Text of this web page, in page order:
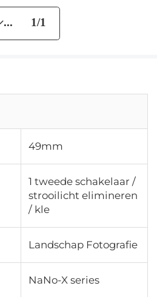
... 1/1
49mm
1 tweede schakelaar /
strooilicht elimineren
/ kle
Landschap Fotografie
NaNo-X series